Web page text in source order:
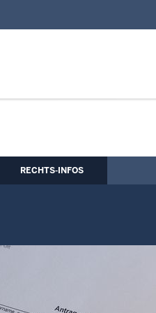
RECHTS-INFOS